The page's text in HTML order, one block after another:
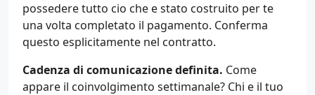
possedere tutto cio che e stato costruito per te
una volta completato il pagamento. Conferma
questo esplicitamente nel contratto.
Cadenza di comunicazione definita. Come
appare il coinvolgimento settimanale? Chi e il tuo